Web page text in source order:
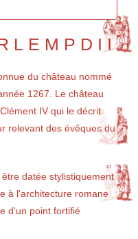
du château nommé
1267. Le château
IV qui le décrit
relevant des évêques du
datée stylistiquement
à l'architecture romane
d'un point fortifié